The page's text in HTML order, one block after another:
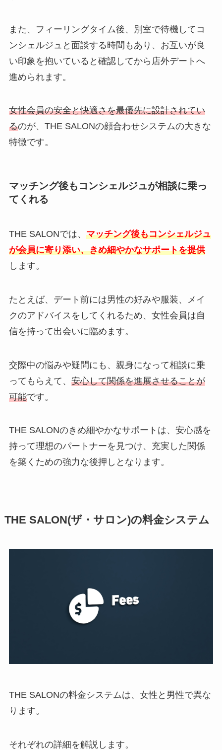
また、フィーリングタイム後、別室で待機してコ
ンシェルジュと面談する時間もあり、お互いが良
い印象を抱いていると確認してから店外デートへ
進められます。
女性会員の安全と快適さを最優先に設計されてい
るのが、THE SALONの顔合わせシステムの大きな
特徴です。
マッチング後もコンシェルジュが相談に乗っ
てくれる
THE SALONでは、 マッチング後もコンシェルジュ
が会員に寄り添い、きめ細やかなサポートを提供
します。
たとえば、デート前には男性の好みや服装、メイ
クのアドバイスをしてくれるため、女性会員は自
信を持って出会いに臨めます。
交際中の悩みや疑問にも、親身になって相談に乗
ってもらえて、 安心して関係を進展させることが
可能です。
THE SALONのきめ細やかなサポートは、安心感を
持って理想のパートナーを見つけ、充実した関係
を築くための強力な後押しとなります。
THE SALON(ザ・サロン)の料金システム
THE SALONの料金システムは、女性と男性で異な
ります。
それぞれの詳細を解説します。